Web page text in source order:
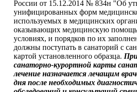
России от 15.12.2014 № 834н "Об
унифицированных форм
используемых в медицинских
оказывающих медицинскую помощь
условиях, и порядков по их
должны поступать в санаторий с
картой установленного образца.
санаторно-курортной карты
лечение назначается лечащим
дня после необходимых